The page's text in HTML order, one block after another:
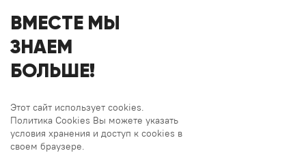
ВМЕСТЕ МЫ
ЗНАЕМ
БОЛЬШЕ!
Этот сайт использует cookies.
Политика Cookies Вы можете указать
условия хранения и доступ к cookies в
своем браузере.